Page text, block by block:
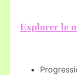
Explorer le